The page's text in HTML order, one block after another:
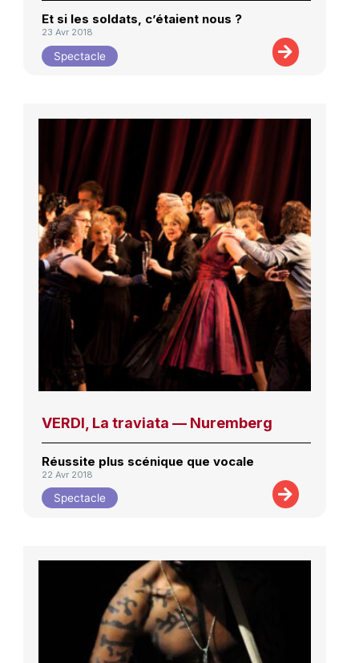
Et si les soldats, c’étaient nous ?
23 Avr 2018
Spectacle
VERDI, La traviata — Nuremberg
Réussite plus scénique que vocale
22 Avr 2018
Spectacle